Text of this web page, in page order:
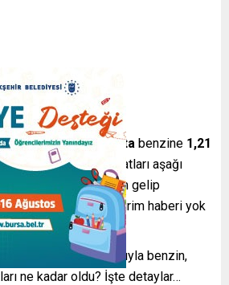
önce27 Ağustos’ta benzine 1,21
Brent petrol fiyatları aşağı
akaryakıta indirim gelip
Şuanlık bir indirim haberi yok
17 Eylül 2025itibarıyla benzin,
ne kadar oldu? İşte detaylar…